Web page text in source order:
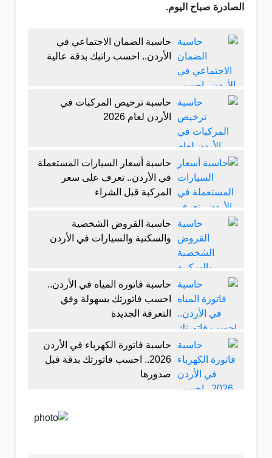
الصادرة صباح اليوم.
حاسبة الضمان الاجتماعي في
الأردن.. احسب راتبك بدقة عالية
حاسبة ترخيص المركبات في
الأردن لعام 2026
حاسبة أسعار السيارات المستعملة
في الأردن.. تعرف على سعر
المركبة قبل الشراء
حاسبة القروض الشخصية
والسكنية والسيارات في الأردن
حاسبة فاتورة المياه في الأردن..
احسب فاتورتك بسهولة وفق
التعرفة الجديدة
حاسبة فاتورة الكهرباء في الأردن
2026.. احسب فاتورتك بدقة قبل
صدورها